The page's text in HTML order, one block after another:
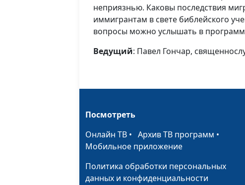
неприязнью. Каковы последствия
иммигрантам в свете библейского
вопросы можно услышать в
Ведущий: Павел Гончар,
Посмотреть
Онлайн ТВ • Архив ТВ программ •
Мобильное приложение
Политика обработки персональных
данных и конфиденциальности